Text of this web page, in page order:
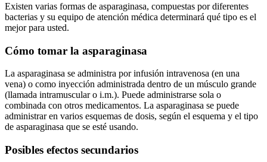
Existen varias formas de asparaginasa, compuestas por diferentes
bacterias y su equipo de atención médica determinará qué tipo es el
mejor para usted.
Cómo tomar la asparaginasa
La asparaginasa se administra por infusión intravenosa (en una
vena) o como inyección administrada dentro de un músculo grande
(llamada intramuscular o i.m.). Puede administrarse sola o
combinada con otros medicamentos. La asparaginasa se puede
administrar en varios esquemas de dosis, según el esquema y el tipo
de asparaginasa que se esté usando.
Posibles efectos secundarios